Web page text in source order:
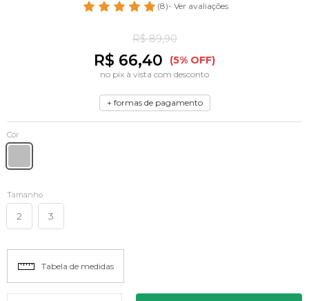
(8)- Ver avaliações
R$ 89,90
R$ 66,40 (5% OFF)
no pix à vista com desconto
+ formas de pagamento
Cor
Tamanho
2 3
Tabela de medidas